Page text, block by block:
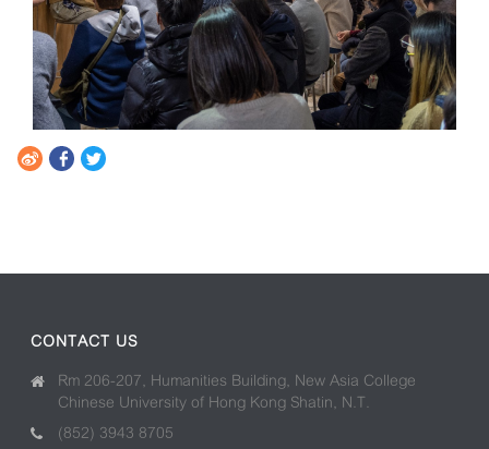
CONTACT US
Rm 206-207, Humanities Building, New Asia College
Chinese University of Hong Kong Shatin, N.T.
(852) 3943 8705